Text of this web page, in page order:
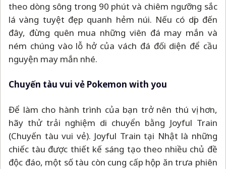
theo dòng sông trong 90 phút và chiêm ngưỡng sắc
lá vàng tuyệt đẹp quanh hẻm núi. Nếu có dịp đến
đây, đừng quên mua những viên đá may mắn và
ném chúng vào lỗ hở của vách đá đối diện để cầu
nguyện may mắn nhé.
Chuyến tàu vui vẻ Pokemon with you
Để làm cho hành trình của bạn trở nên thú vị hơn,
hãy thử trải nghiệm di chuyển bằng Joyful Train
(Chuyến tàu vui vẻ). Joyful Train tại Nhật là những
chiếc tàu được thiết kế sáng tạo theo nhiều chủ đề
độc đáo, một số tàu còn cung cấp hộp ăn trưa phiên